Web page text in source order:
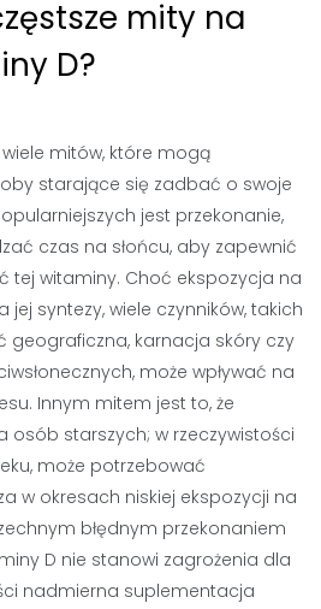
mity na
D?
wiele mitów, które mogą
starające się zadbać o swoje
jest przekonanie,
czas na słońcu, aby zapewnić
tej witaminy. Choć ekspozycja na
jej syntezy, wiele czynników, takich
geograficzna, karnacja skóry czy
może wpływać na
Innym mitem jest to, że
osób starszych; w rzeczywistości
może potrzebować
w okresach niskiej ekspozycji na
błędnym przekonaniem
D nie stanowi zagrożenia dla
nadmierna suplementacja